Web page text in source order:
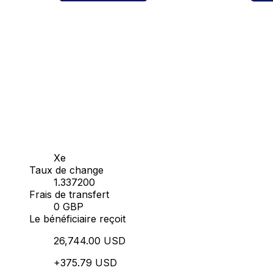
Xe
Taux de change
1.337200
Frais de transfert
0 GBP
Le bénéficiaire reçoit
26,744.00 USD
+375.79 USD